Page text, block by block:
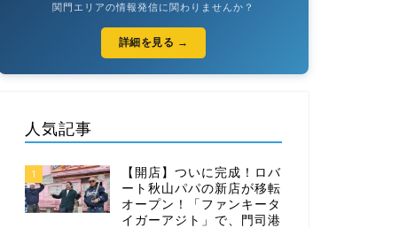
関門エリアの情報発信に関わりませんか？
詳細を見る →
人気記事
1
【開店】ついに完成！ロバ
ート秋山パパの新店が移転
オープン！「ファンキータ
イガーアジト」で、門司港